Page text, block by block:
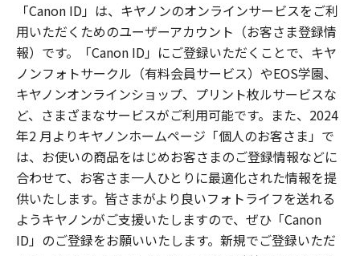
「Canon ID」は、キヤノンのオンラインサービスをご利
用いただくためのユーザーアカウント（お客さま登録情
報）です。「Canon ID」にご登録いただくことで、キヤ
ノンフォトサークル（有料会員サービス）やEOS学園、
キヤノンオンラインショップ、プリント枚ルサービスな
ど、さまざまなサービスがご利用可能です。また、2024
年2 月よりキヤノンホームページ「個人のお客さま」で
は、お使いの商品をはじめお客さまのご登録情報などに
合わせて、お客さま一人ひとりに最適化された情報を提
供いたします。皆さまがより良いフォトライフを送れる
ようキヤノンがご支援いたしますので、ぜひ「Canon
ID」のご登録をお願いいたします。新規でご登録いただ